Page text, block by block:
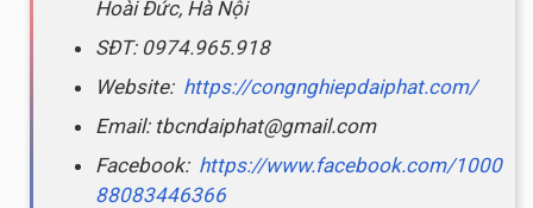
Hoài Đức, Hà Nội
SĐT: 0974.965.918
Website: https://congnghiepdaiphat.com/
Email: tbcndaiphat@gmail.com
Facebook: https://www.facebook.com/1000
88083446366